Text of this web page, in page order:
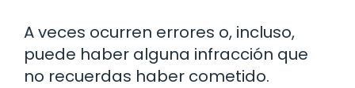
A veces ocurren errores o, incluso,
puede haber alguna infracción que
no recuerdas haber cometido.